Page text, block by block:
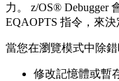
力。 z/OS® Debugger
EQAOPTS 指令，來
當您在瀏覽模式中除
修改記憶體或暫